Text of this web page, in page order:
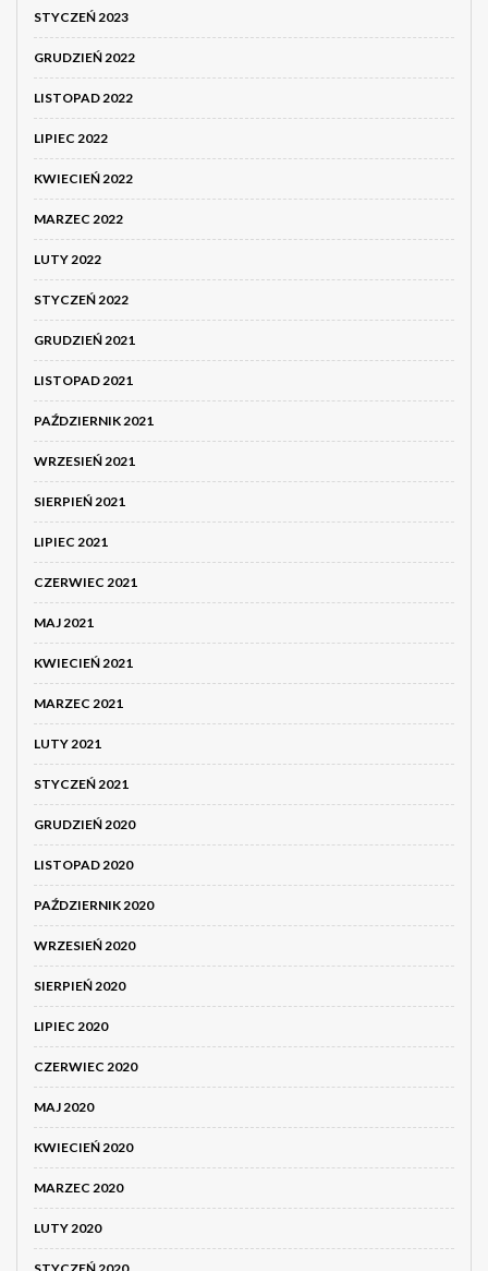
STYCZEŃ 2023
GRUDZIEŃ 2022
LISTOPAD 2022
LIPIEC 2022
KWIECIEŃ 2022
MARZEC 2022
LUTY 2022
STYCZEŃ 2022
GRUDZIEŃ 2021
LISTOPAD 2021
PAŹDZIERNIK 2021
WRZESIEŃ 2021
SIERPIEŃ 2021
LIPIEC 2021
CZERWIEC 2021
MAJ 2021
KWIECIEŃ 2021
MARZEC 2021
LUTY 2021
STYCZEŃ 2021
GRUDZIEŃ 2020
LISTOPAD 2020
PAŹDZIERNIK 2020
WRZESIEŃ 2020
SIERPIEŃ 2020
LIPIEC 2020
CZERWIEC 2020
MAJ 2020
KWIECIEŃ 2020
MARZEC 2020
LUTY 2020